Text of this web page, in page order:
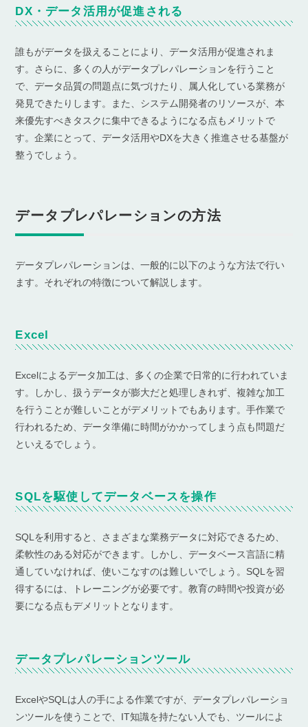
DX・データ活用が促進される
誰もがデータを扱えることにより、データ活用が促進されま
す。さらに、多くの人がデータプレパレーションを行うこと
で、データ品質の問題点に気づけたり、属人化している業務が
発見できたりします。また、システム開発者のリソースが、本
来優先すべきタスクに集中できるようになる点もメリットで
す。企業にとって、データ活用やDXを大きく推進させる基盤が
整うでしょう。
データプレパレーションの方法
データプレパレーションは、一般的に以下のような方法で行い
ます。それぞれの特徴について解説します。
Excel
Excelによるデータ加工は、多くの企業で日常的に行われていま
す。しかし、扱うデータが膨大だと処理しきれず、複雑な加工
を行うことが難しいことがデメリットでもあります。手作業で
行われるため、データ準備に時間がかかってしまう点も問題だ
といえるでしょう。
SQLを駆使してデータベースを操作
SQLを利用すると、さまざまな業務データに対応できるため、
柔軟性のある対応ができます。しかし、データベース言語に精
通していなければ、使いこなすのは難しいでしょう。SQLを習
得するには、トレーニングが必要です。教育の時間や投資が必
要になる点もデメリットとなります。
データプレパレーションツール
ExcelやSQLは人の手による作業ですが、データプレパレーショ
ンツールを使うことで、IT知識を持たない人でも、ツールによ